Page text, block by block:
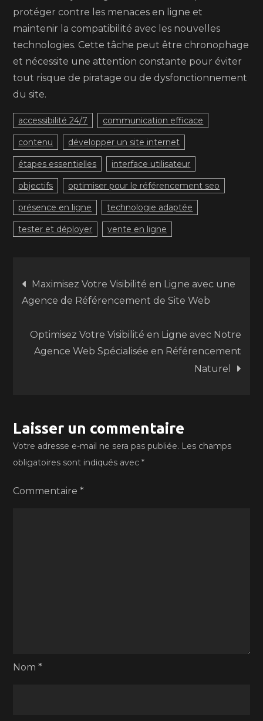
protéger contre les menaces en ligne et
maintenir la compatibilité avec les nouvelles
technologies. Cette tâche peut être chronophage
et nécessite une attention constante pour éviter
tout risque de piratage ou de dysfonctionnement
du site.
accessibilité 24/7 communication efficace
contenu développer un site internet
étapes essentielles interface utilisateur
objectifs optimiser pour le référencement seo
présence en ligne technologie adaptée
tester et déployer vente en ligne
Navigation
de
l’article
Maximisez Votre Visibilité en Ligne avec une
Agence de Référencement de Site Web
Optimisez Votre Visibilité en Ligne avec Notre
Agence Web Spécialisée en Référencement
Naturel
Laisser un commentaire
Votre adresse e-mail ne sera pas publiée. Les champs
obligatoires sont indiqués avec*
Commentaire*
Nom*